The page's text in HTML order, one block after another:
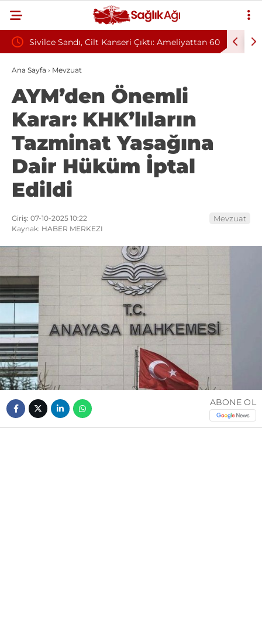
Sivilce Sandı, Cilt Kanseri Çıktı: Ameliyattan 60
Dikişle Uyandı
Baş
Ana Sayfa › Mevzuat
AYM’den Önemli
Karar: KHK’lıların
Tazminat Yasağına
Dair Hüküm İptal
Edildi
Giriş: 07-10-2025 10:22
Kaynak: HABER MERKEZI
Mevzuat
ABONE OL